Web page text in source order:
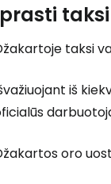
taksi
iš
oro